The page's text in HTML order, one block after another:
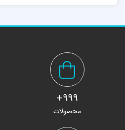
999+
محصولات